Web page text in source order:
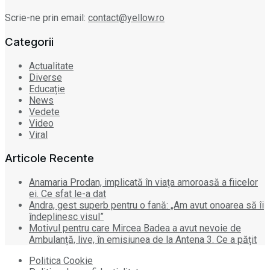
Scrie-ne prin email: contact@yellow.ro
Categorii
Actualitate
Diverse
Educație
News
Vedete
Video
Viral
Articole Recente
Anamaria Prodan, implicată în viața amoroasă a fiicelor
ei. Ce sfat le-a dat
Andra, gest superb pentru o fană: „Am avut onoarea să îi
îndeplinesc visul”
Motivul pentru care Mircea Badea a avut nevoie de
Ambulanță, live, în emisiunea de la Antena 3. Ce a pățit
Politica Cookie